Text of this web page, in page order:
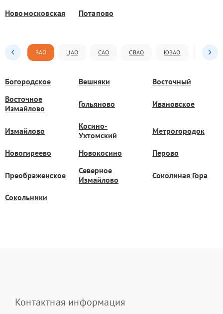
Новомосковская
Потапово
ВАО ЦАО САО СВАО ЮВАО ЮАО
Богородское Вешняки
Восточный
Восточное
Измайлово
Гольяново Ивановское
Измайлово
Косино-
Ухтомский
Метрогородок
Новогиреево Новокосино Перово
Преображенское
Северное
Измайлово
Соколиная Гора
Сокольники
Контактная информация